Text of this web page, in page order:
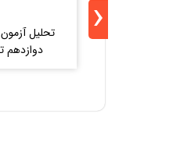
دوازدهم
‹